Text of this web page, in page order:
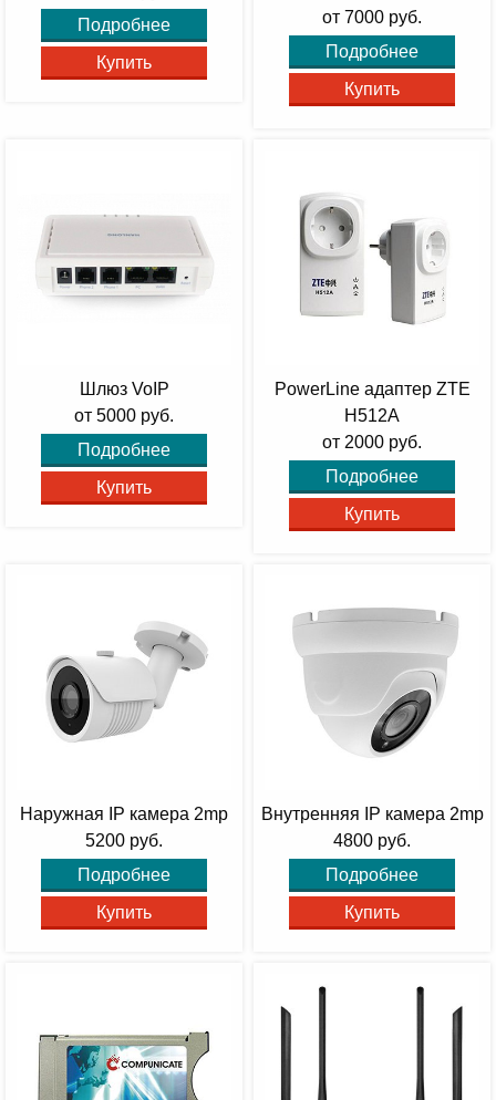
Подробнее
Купить
от 7000 руб.
Подробнее
Купить
Шлюз VoIP
от 5000 руб.
Подробнее
Купить
PowerLine адаптер ZTE
H512A
от 2000 руб.
Подробнее
Купить
Наружная IP камера 2mp
5200 руб.
Подробнее
Купить
Внутренняя IP камера 2mp
4800 руб.
Подробнее
Купить